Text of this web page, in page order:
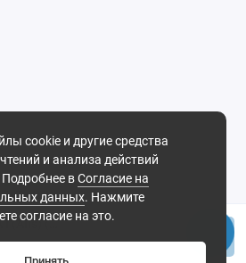
Коляска прогул. AMELIA I (Alis) (Am 08 (синий+голубой))
cookie и другие средства
и анализа действий
Подробнее вСогласие на
данных. Нажмите
согласие на это.